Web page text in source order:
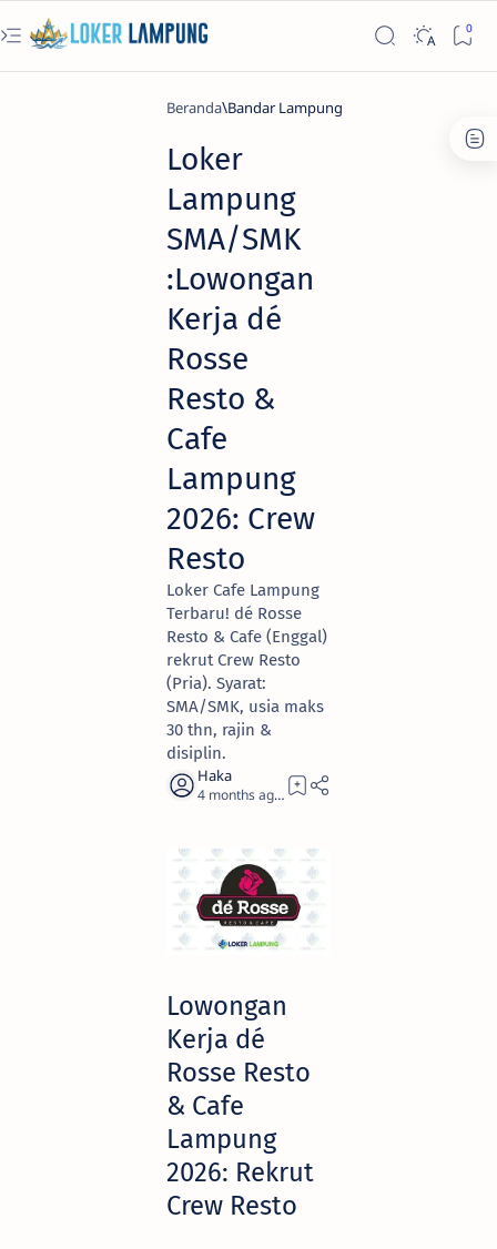
Beranda Bandar Lampung
Loker
Lampung
SMA/SMK
:Lowongan
Kerja dé
Rosse
Resto &
Cafe
Lampung
2026: Crew
Resto
Loker Cafe Lampung
Terbaru! dé Rosse
Resto & Cafe (Enggal)
rekrut Crew Resto
(Pria). Syarat:
SMA/SMK, usia maks
30 thn, rajin &
disiplin.
4 months ago 3
Lowongan
Kerja dé
Rosse Resto
& Cafe
Lampung
2026: Rekrut
Crew Resto